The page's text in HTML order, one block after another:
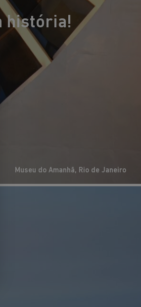
história!
Museu do Amanhã, Rio de Janeiro